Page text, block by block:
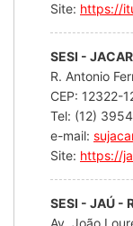
Site: https://
SESI -
R. Antonio
CEP: 12322-
Tel: (12)
e-mail:
Site: https://
SESI - JAÚ -
Av. João